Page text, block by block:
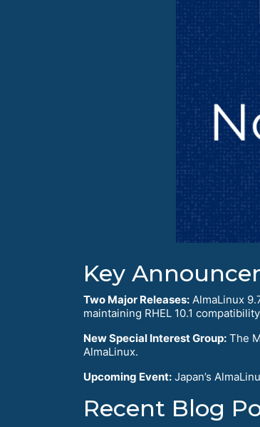
Key
Two Major Releases: AlmaLinux
maintaining RHEL 10.1
New Special Interest Group: The
AlmaLinux.
Upcoming Event: Japan’s
Recent Blog